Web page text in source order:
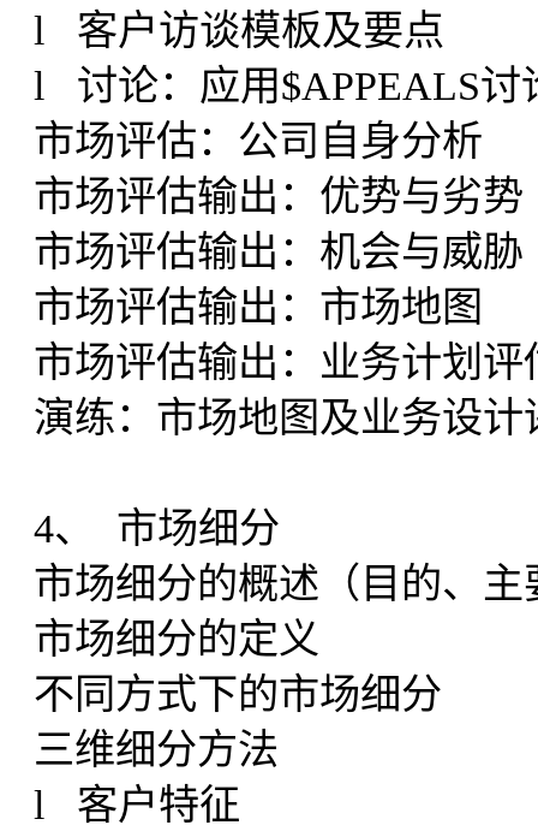
l 客户访谈模板及要点
l 讨论：应用$APPEALS讨
市场评估：公司自身分析
市场评估输出：优势与劣势
市场评估输出：机会与威胁
市场评估输出：市场地图
市场评估输出：业务计划评
演练：市场地图及业务设计
4、 市场细分
市场细分的概述（目的、
市场细分的定义
不同方式下的市场细分
三维细分方法
l 客户特征